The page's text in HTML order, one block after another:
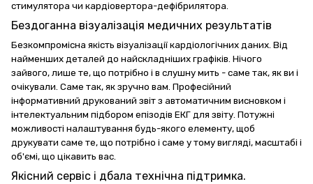
стимулятора чи кардіовертора-дефібрилятора.
Бездоганна візуалізація медичних результатів
Безкомпромісна якість візуалізації кардіологічних даних. Від
найменших деталей до найскладніших графіків. Нічого
зайвого, лише те, що потрібно і в слушну мить - саме так, як ви і
очікували. Саме так, як зручно вам. Професійний
інформативний друкований звіт з автоматичним висновком і
інтелектуальним підбором епізодів ЕКГ для звіту. Потужні
можливості налаштування будь-якого елементу, щоб
друкувати саме те, що потрібно і саме у тому вигляді, масштабі і
об'ємі, що цікавить вас.
Якісний сервіс і дбала технічна підтримка.